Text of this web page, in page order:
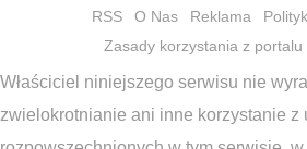
RSS O Nas Reklama
Zasady korzystania z portalu
Właściciel niniejszego serwisu nie
zwielokrotnianie ani inne korzystanie z